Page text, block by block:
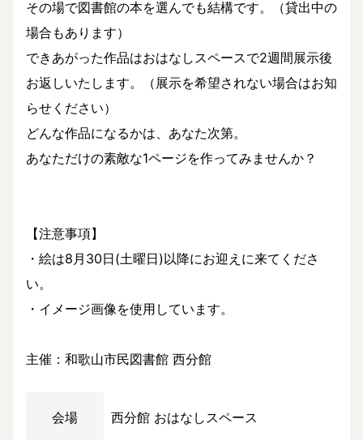
その場で図書館の本を選んでも結構です。（貸出中の
場合もあります）
できあがった作品はおはなしスペースで2週間展示後
お返しいたします。（展示を希望されない場合はお知
らせください）
どんな作品になるかは、あなた次第。
あなただけの素敵な1ページを作ってみませんか？
【注意事項】
・絵は8月30日(土曜日)以降にお迎えに来てくださ
い。
・イメージ画像を使用しています。
主催：和歌山市民図書館 西分館
会場 西分館 おはなしスペース